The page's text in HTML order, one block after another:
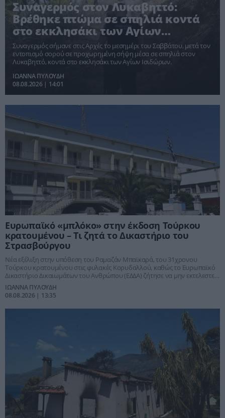
Συναγερμός στον Λυκαβηττό:
Βρέθηκε πτώμα σε σπηλιά κοντά
στο εκκλησάκι των Αγίων
Ισιδώρων
Συναγερμός σήμανε στις Αρχές το μεσημέρι του Σαββάτου, μετά τον
εντοπισμό σορού σε προχωρημένη σήψη μέσα σε σπηλιά στον
Λυκαβηττό, κοντά στο εκκλησάκι των Αγίων Ισιδώρων.
ΙΩΑΝΝΑ ΠΥΛΟΥΔΗ
08.08.2026 | 14:01
Ευρωπαϊκό «μπλόκο» στην έκδοση Τούρκου
κρατουμένου – Τι ζητά το Δικαστήριο του
Στρασβούργου
Νέα εξέλιξη στην υπόθεση του Ραμαζάν Μπαϊκαρά, του 31χρονου
Τούρκου κρατουμένου στις φυλακές Κορυδαλλού, καθώς το Ευρωπαϊκό
Δικαστήριο Δικαιωμάτων του Ανθρώπου (ΕΔΔΑ) ζήτησε να μην εκτελεστεί
η απόφαση για την έκδοσή του στην Τουρκία.
ΙΩΑΝΝΑ ΠΥΛΟΥΔΗ
08.08.2026 | 13:35